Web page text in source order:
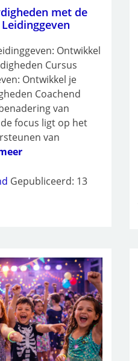
met de
Ontwikkel
Cursus
Ontwikkel je
Coachend
van
focus ligt op het
van
Gepubliceerd: 13